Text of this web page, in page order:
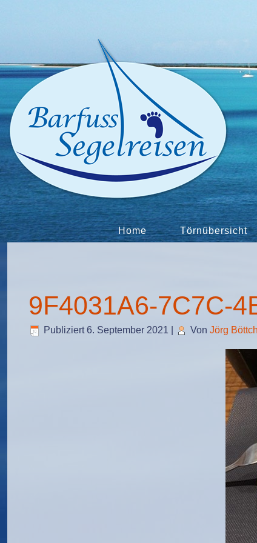
Home Törnübersicht
9F4031A6-7C7C-
Publiziert 6. September 2021 Von Jörg